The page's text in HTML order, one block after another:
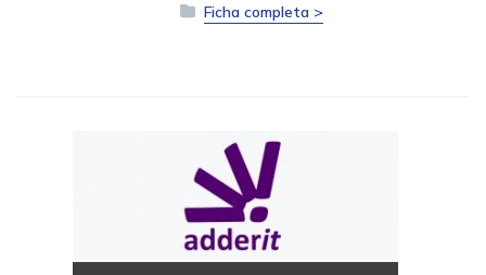
Ficha completa >